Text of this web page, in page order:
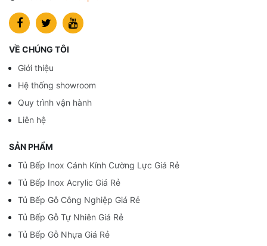
VỀ CHÚNG TÔI
Giới thiệu
Hệ thống showroom
Quy trình vận hành
Liên hệ
SẢN PHẨM
Tủ Bếp Inox Cánh Kính Cường Lực Giá Rẻ
Tủ Bếp Inox Acrylic Giá Rẻ
Tủ Bếp Gỗ Công Nghiệp Giá Rẻ
Tủ Bếp Gỗ Tự Nhiên Giá Rẻ
Tủ Bếp Gỗ Nhựa Giá Rẻ